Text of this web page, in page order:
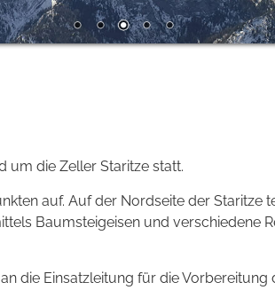
um die Zeller Staritze statt.
auf. Auf der Nordseite der
Baumsteigeisen und verschiedene
die Einsatzleitung für die Vorbereitung